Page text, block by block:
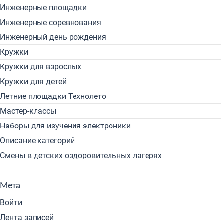
Инженерные площадки
Инженерные соревнования
Инженерный день рождения
Кружки
Кружки для взрослых
Кружки для детей
Летние площадки Технолето
Мастер-классы
Наборы для изучения электроники
Описание категорий
Смены в детских оздоровительных лагерях
Мета
Войти
Лента записей